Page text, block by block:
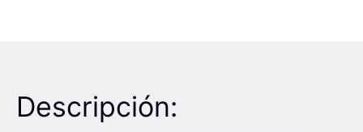
Descripción: